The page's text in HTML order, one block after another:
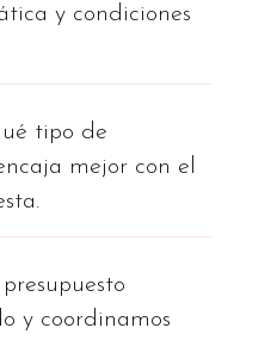
y condiciones
tipo de
mejor con el
y coordinamos